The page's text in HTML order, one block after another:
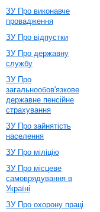
ЗУ Про виконавче
провадження
ЗУ Про відпустки
ЗУ Про державну
службу
ЗУ Про
загальнообов'язкове
державне пенсійне
страхування
ЗУ Про зайнятість
населення
ЗУ Про міліцію
ЗУ Про місцеве
самоврядування в
Україні
ЗУ Про охорону праці